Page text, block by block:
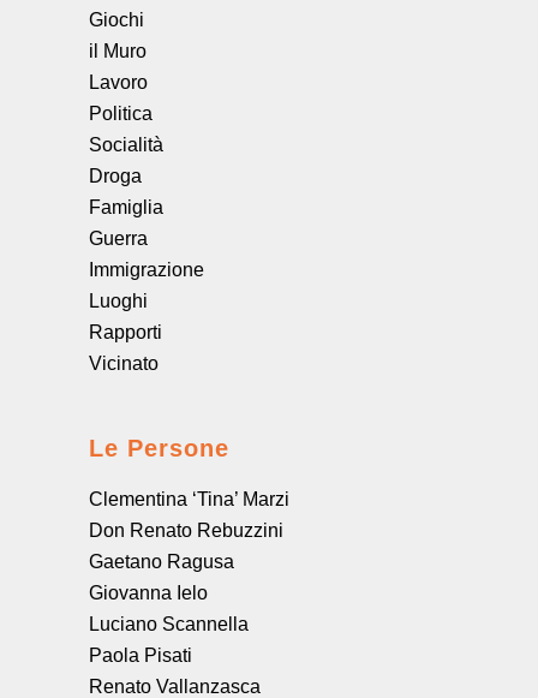
Giochi
il Muro
Lavoro
Politica
Socialità
Droga
Famiglia
Guerra
Immigrazione
Luoghi
Rapporti
Vicinato
Le Persone
Clementina ‘Tina’ Marzi
Don Renato Rebuzzini
Gaetano Ragusa
Giovanna Ielo
Luciano Scannella
Paola Pisati
Renato Vallanzasca